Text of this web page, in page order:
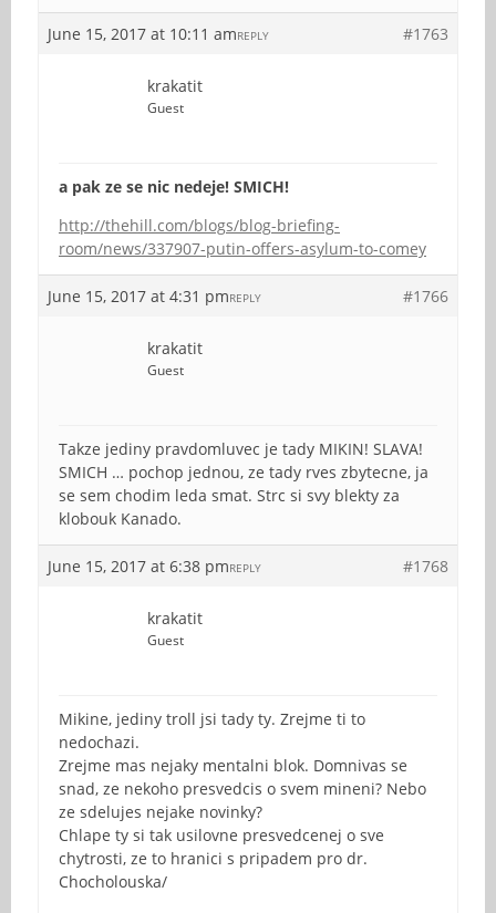
June 15, 2017 at 10:11 am #1763
REPLY
krakatit
Guest
a pak ze se nic nedeje! SMICH!
http://thehill.com/blogs/blog-briefing-
room/news/337907-putin-offers-asylum-to-comey
June 15, 2017 at 4:31 pm #1766
REPLY
krakatit
Guest
Takze jediny pravdomluvec je tady MIKIN! SLAVA!
SMICH … pochop jednou, ze tady rves zbytecne, ja
se sem chodim leda smat. Strc si svy blekty za
klobouk Kanado.
June 15, 2017 at 6:38 pm #1768
REPLY
krakatit
Guest
Mikine, jediny troll jsi tady ty. Zrejme ti to
nedochazi.
Zrejme mas nejaky mentalni blok. Domnivas se
snad, ze nekoho presvedcis o svem mineni? Nebo
ze sdelujes nejake novinky?
Chlape ty si tak usilovne presvedcenej o sve
chytrosti, ze to hranici s pripadem pro dr.
Chocholouska/